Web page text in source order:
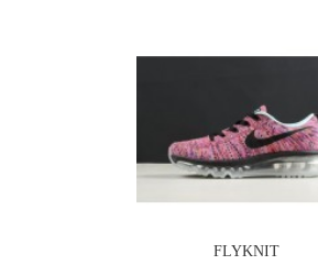
FLYKNIT